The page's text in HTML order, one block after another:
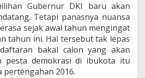
y
a
P
K
L
P
i
l
Gubernur DKI baru akan
Tetapi panasnya nuansa
sejak awal tahun mengingat
tahun ini. Hal tersebut tak lepas
bakal calon yang akan
pesta demokrasi di ibukota itu
pertengahan 2016.